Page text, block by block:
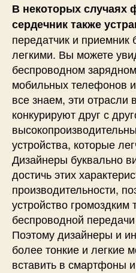
В некоторых случаях
сердечник также
передатчик и
легкими. Вы можете
беспроводном
мобильных телефонов
все знаем, эти
конкурируют друг с
устройства, которые
Дизайнеры буквально
достичь этих
производительности,
устройство громоздким
беспроводной
Поэтому дизайнеры и
более тонкие и легкие
вставить в смартфоны